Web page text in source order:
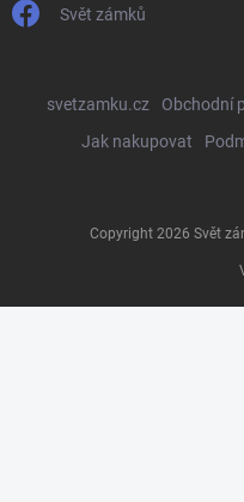
Svět zámků
svetzamku.cz Obchodní
Jak nakupovat
Copyright 2026 Svět